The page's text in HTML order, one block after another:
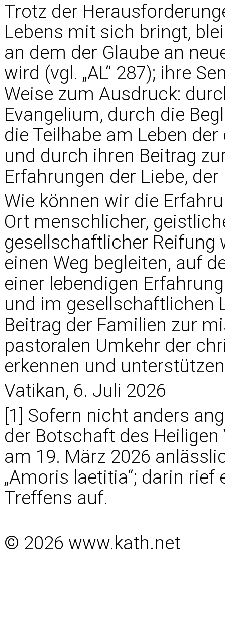
Trotz der
Lebens mit sich bringt,
an dem der Glaube an
wird (vgl. „AL“ 287); ihre
Weise zum Ausdruck:
Evangelium, durch die
die Teilhabe am Leben
und durch ihren Beitrag
Erfahrungen der Liebe,
Wie können wir die
Ort menschlicher,
gesellschaftlicher Reifung
einen Weg begleiten, auf
einer lebendigen
und im gesellschaftlichen
Beitrag der Familien zur
pastoralen Umkehr der
erkennen und
Vatikan, 6. Juli 2026
[1] Sofern nicht anders
der Botschaft des
am 19. März 2026
„Amoris laetitia“; darin
Treffens auf.
© 2026 www.kath.net